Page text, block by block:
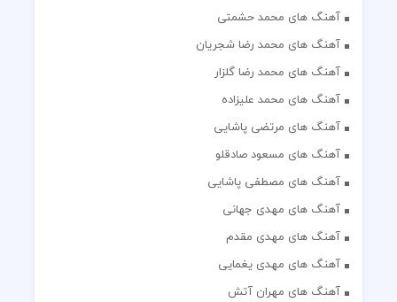
آهنگ های محمد حشمتی
آهنگ های محمد رضا شجریان
آهنگ های محمد رضا گلزار
آهنگ های محمد علیزاده
آهنگ های مرتضی پاشایی
آهنگ های مسعود صادقلو
آهنگ های مصطفی پاشایی
آهنگ های مهدی جهانی
آهنگ های مهدی مقدم
آهنگ های مهدی یغمایی
آهنگ های مهران آتش